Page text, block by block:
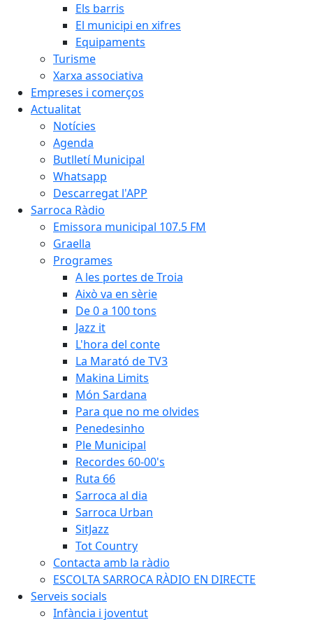
Els barris
El municipi en xifres
Equipaments
Turisme
Xarxa associativa
Empreses i comerços
Actualitat
Notícies
Agenda
Butlletí Municipal
Whatsapp
Descarregat l'APP
Sarroca Ràdio
Emissora municipal 107.5 FM
Graella
Programes
A les portes de Troia
Això va en sèrie
De 0 a 100 tons
Jazz it
L'hora del conte
La Marató de TV3
Makina Limits
Món Sardana
Para que no me olvides
Penedesinho
Ple Municipal
Recordes 60-00's
Ruta 66
Sarroca al dia
Sarroca Urban
SitJazz
Tot Country
Contacta amb la ràdio
ESCOLTA SARROCA RÀDIO EN DIRECTE
Serveis socials
Infància i joventut